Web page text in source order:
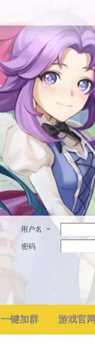
用户名
密码
一键加群 游戏官网